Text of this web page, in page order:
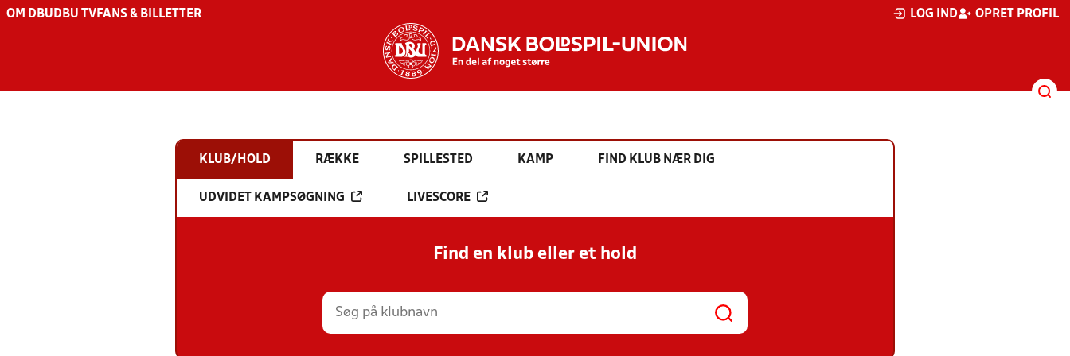
OM DBU DBU TV FANS & BILLETTER LOG IND OPRET PROFIL
KLUB/HOLD RÆKKE SPILLESTED KAMP FIND KLUB NÆR DIG
UDVIDET KAMPSØGNING LIVESCORE
Find en klub eller et hold